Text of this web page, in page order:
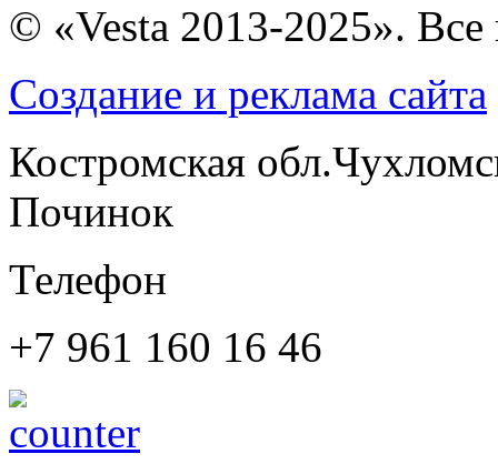
© «Vesta 2013-2025».
Создание и реклама сайта
Костромская
Починок
Телефон
+7 961 160 16 46